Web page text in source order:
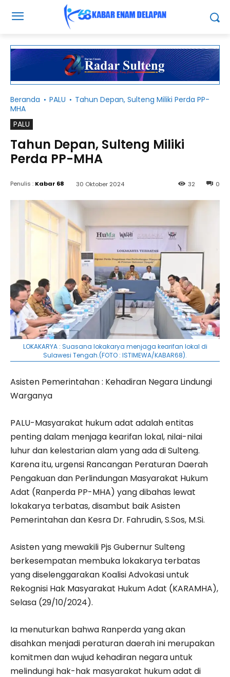
Beranda PALU
Tahun Depan, Sulteng Miliki Perda PP-
MHA
PALU
Tahun Depan, Sulteng Miliki
Perda PP-MHA
Penulis : Kabar 68 30 Oktober 2024 0
32
LOKAKARYA : Suasana lokakarya menjaga kearifan lokal di
Sulawesi Tengah.(FOTO : ISTIMEWA/KABAR68).
Asisten Pemerintahan : Kehadiran Negara Lindungi
Warganya
PALU-Masyarakat hukum adat adalah entitas
penting dalam menjaga kearifan lokal, nilai-nilai
luhur dan kelestarian alam yang ada di Sulteng.
Karena itu, urgensi Rancangan Peraturan Daerah
Pengakuan dan Perlindungan Masyarakat Hukum
Adat (Ranperda PP-MHA) yang dibahas lewat
lokakarya terbatas, disambut baik Asisten
Pemerintahan dan Kesra Dr. Fahrudin, S.Sos, M.Si.
Asisten yang mewakili Pjs Gubernur Sulteng
berkesempatan membuka lokakarya terbatas
yang diselenggarakan Koalisi Advokasi untuk
Rekognisi Hak Masyarakat Hukum Adat (KARAMHA),
Selasa (29/10/2024).
Ia menuturkan bahwa Ranperda yang akan
disahkan menjadi peraturan daerah ini merupakan
komitmen dan wujud kehadiran negara untuk
melindungi hak-hak masyarakat hukum adat di